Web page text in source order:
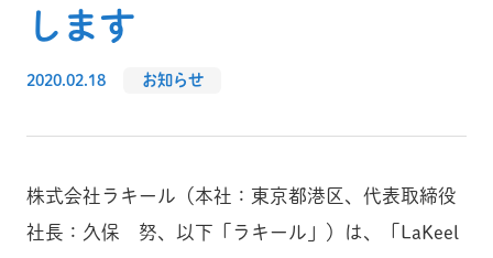
します
2020.02.18 お知らせ
株式会社ラキール（本社：東京都港区、代表取締役
社長：久保 努、以下「ラキール」）は、「LaKeel